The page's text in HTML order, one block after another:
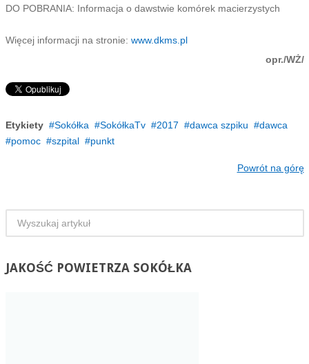
DO POBRANIA: Informacja o dawstwie komórek macierzystych
Więcej informacji na stronie: www.dkms.pl
opr./WŻ/
Etykiety Sokółka SokółkaTv 2017 dawca szpiku
dawca
pomoc
szpital punkt
Powrót na górę
JAKOŚĆPOWIETRZA SOKÓŁKA